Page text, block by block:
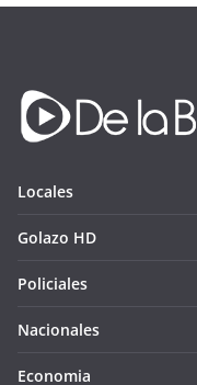
Locales
Golazo HD
Policiales
Nacionales
Economia